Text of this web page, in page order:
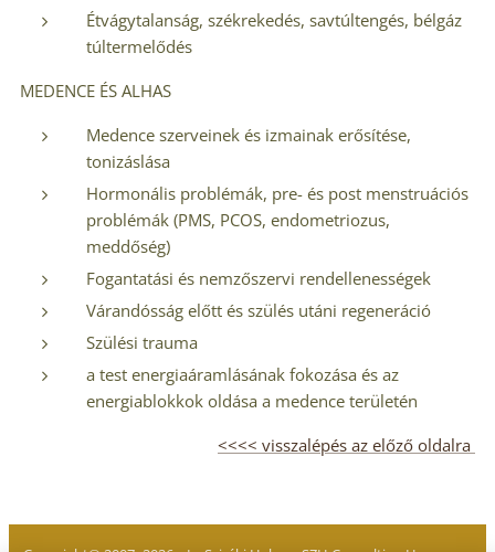
Étvágytalanság, székrekedés, savtúltengés, bélgáz
túltermelődés
MEDENCE ÉS ALHAS
Medence szerveinek és izmainak erősítése,
tonizáslása
Hormonális problémák, pre- és post menstruációs
problémák (PMS, PCOS, endometriozus,
meddőség)
Fogantatási és nemzőszervi rendellenességek
Várandósság előtt és szülés utáni regeneráció
Szülési trauma
a test energiaáramlásának fokozása és az
energiablokkok oldása a medence területén
<<<< visszalépés az előző oldalra